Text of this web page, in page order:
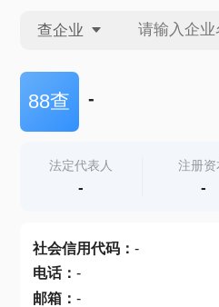
查企业
查企业
查产地
88查 -
法定代表人
-
注册资
-
社会信用代码： -
电话： -
邮箱： -